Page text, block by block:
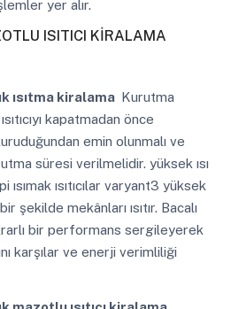
yer alır.
ISITICI KİRALAMA
ısıtma kiralama Kurutma
kapatmadan önce
emin olunmalı ve
süresi verilmelidir. yüksek ısı
ısıtıcılar varyant3 yüksek
şekilde mekânları ısıtır. Bacalı
bir performans sergileyerek
karşılar ve enerji verimliliği